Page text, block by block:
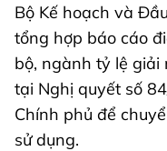
Bộ Kế hoạch và
tổng hợp báo cáo
bộ, ngành tỷ lệ
tại Nghị quyết số
Chính phủ để
sử dụng.